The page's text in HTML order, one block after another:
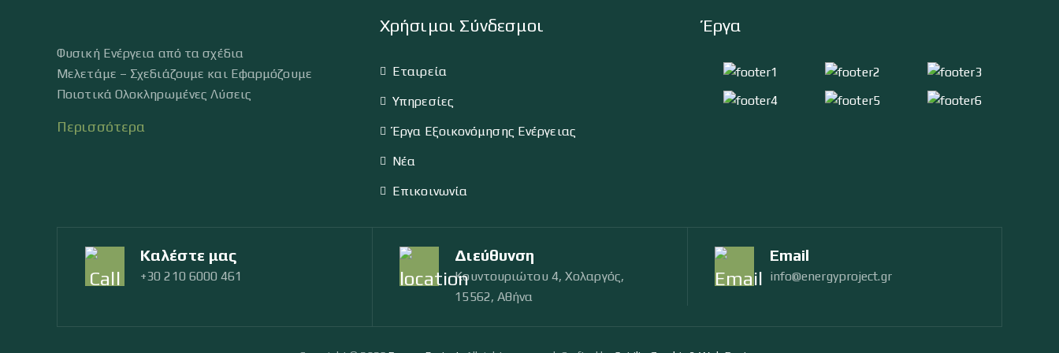
Φυσική Ενέργεια από τα σχέδια
Μελετάμε – Σχεδιάζουμε και Εφαρμόζουμε
Ποιοτικά Ολοκληρωμένες Λύσεις
Περισσότερα
Χρήσιμοι Σύνδεσμοι
Εταιρεία
Υπηρεσίες
Έργα Εξοικονόμησης Ενέργειας
Νέα
Επικοινωνία
Έργα
Καλέστε μας
+30 210 6000 461
Διεύθυνση
Κουντουριώτου 4, Χολαργός,
15562, Αθήνα
Email
info@energyproject.gr